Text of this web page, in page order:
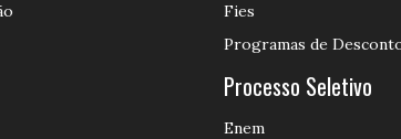
Fies
Programas de
Processo Seletivo
Enem